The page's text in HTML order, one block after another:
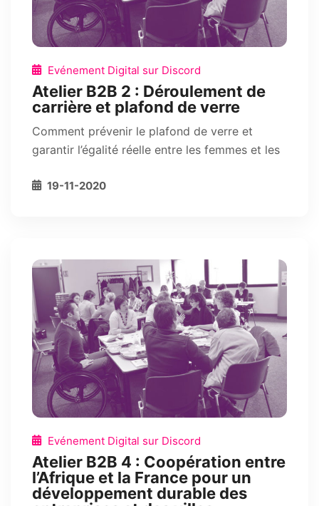
Evénement Digital sur Discord
Atelier B2B 2 : Déroulement de
carrière et plafond de verre
Comment prévenir le plafond de verre et
garantir l’égalité réelle entre les femmes et les
19-11-2020
Evénement Digital sur Discord
Atelier B2B 4 : Coopération entre
l’Afrique et la France pour un
développement durable des